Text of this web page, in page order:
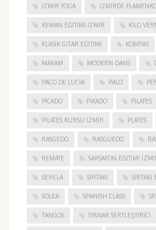
İZMIR YOGA IZMIRDE
KEMAN EĞITIMI İZMIR KILO
KLASIK GITAR EĞITIMI KOMPAS
MAKAM MODERN DANS
PACO DE LUCIA PALO
PICADO PIKADO PILATES
PILATES KURSU İZMIR PLATES
RASGEDO RASGUEDO
REMATE SAKSAFON EĞITIMI
SEVILLA SIRTAKI SIRTAKI
SOLEA SPANISH CLASS
TANGOS TIRNAK SERTLEŞTIRICI